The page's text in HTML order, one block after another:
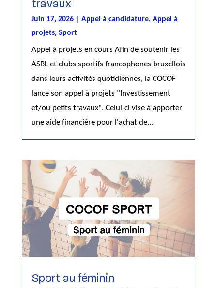
travaux
Juin 17, 2026| Appel à candidature, Appel à
projets, Sport
Appel à projets en cours Afin de soutenir les
ASBL et clubs sportifs francophones bruxellois
dans leurs activités quotidiennes, la COCOF
lance son appel à projets "Investissement
et/ou petits travaux". Celui-ci vise à apporter
une aide financière pour l'achat de...
Sport au féminin